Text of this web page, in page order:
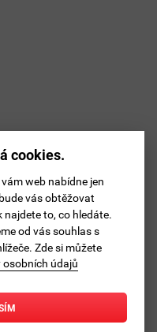
cookies.
web nabídne jen
vás obtěžovat
najdete to, co hledáte.
od vás souhlas s
Zde si můžete
údajů